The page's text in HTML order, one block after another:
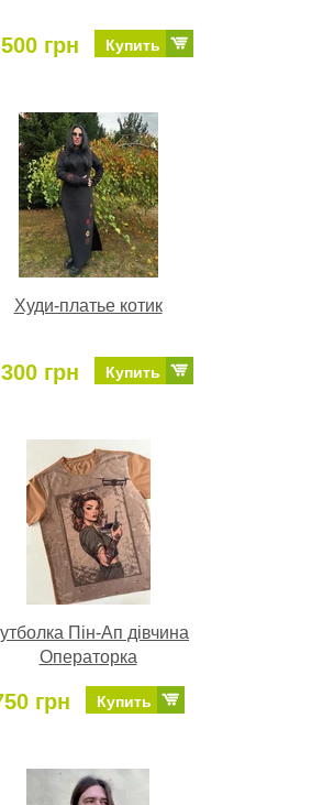
грн Купить
Худи-платье котик
грн Купить
Пін-Ап дівчина
Операторка
грн Купить